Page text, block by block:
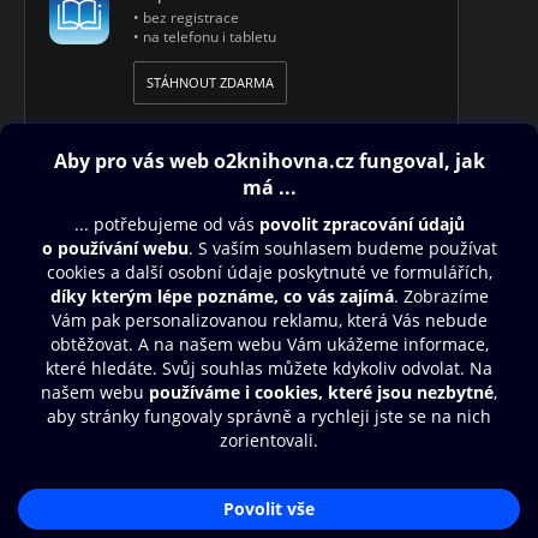
• bez registrace
• na telefonu i tabletu
STÁHNOUT ZDARMA
Obsah ke stažení
Moje O2 Knihovna
Další zábava
© O2 Czech Republic a.s.
Aplikace O2 Knihovna